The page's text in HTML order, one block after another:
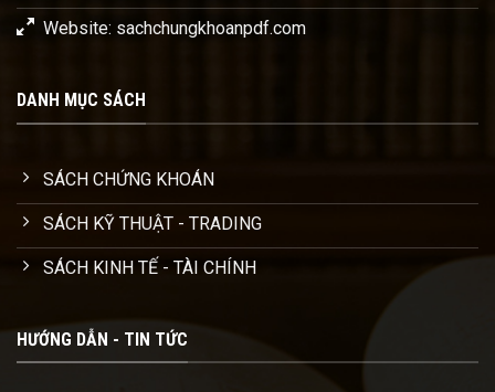
Website: sachchungkhoanpdf.com
DANH MỤC SÁCH
SÁCH CHỨNG KHOÁN
SÁCH KỸ THUẬT - TRADING
SÁCH KINH TẾ - TÀI CHÍNH
HƯỚNG DẪN - TIN TỨC